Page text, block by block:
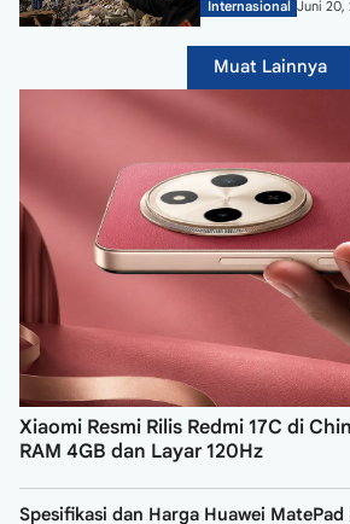
Internasional Juni 20,
Muat Lainnya
Xiaomi Resmi Rilis Redmi 17C di
RAM 4GB dan Layar 120Hz
Spesifikasi dan Harga Huawei MatePad